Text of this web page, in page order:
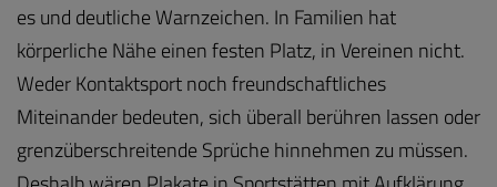
es und deutliche Warnzeichen. In Familien hat
körperliche Nähe einen festen Platz, in Vereinen nicht.
Weder Kontaktsport noch freundschaftliches
Miteinander bedeuten, sich überall berühren lassen oder
grenzüberschreitende Sprüche hinnehmen zu müssen.